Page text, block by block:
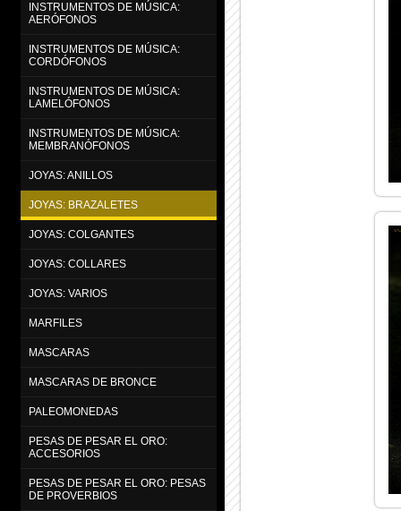
INSTRUMENTOS DE MÚSICA:
AERÓFONOS
INSTRUMENTOS DE MÚSICA:
CORDÓFONOS
INSTRUMENTOS DE MÚSICA:
LAMELÓFONOS
INSTRUMENTOS DE MÚSICA:
MEMBRANÓFONOS
JOYAS: ANILLOS
JOYAS: BRAZALETES
JOYAS: COLGANTES
JOYAS: COLLARES
JOYAS: VARIOS
MARFILES
MASCARAS
MASCARAS DE BRONCE
PALEOMONEDAS
PESAS DE PESAR EL ORO:
ACCESORIOS
PESAS DE PESAR EL ORO: PESAS
DE PROVERBIOS